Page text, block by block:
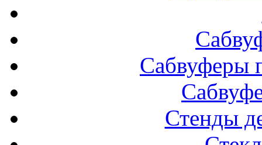
Сабвуферы
Стенды